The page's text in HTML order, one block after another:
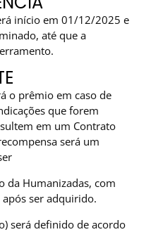
início em 01/12/2025 e
até que a
o prêmio em caso de
que forem
em um Contrato
será um
da Humanizadas, com
após ser adquirido.
será definido de acordo